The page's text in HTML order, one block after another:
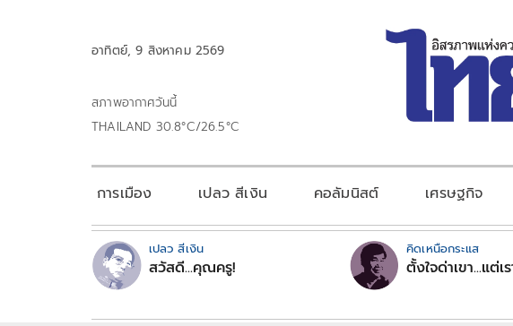
อาทิตย์, 9 สิงหาคม 2569
สภาพอากาศวันนี้
THAILAND 30.8°C/26.5°C
การเมือง เปลว สีเงิน คอลัมนิสต์ เศรษฐกิจ
เปลว สีเงิน
สวัสดี...คุณครู!
คิดเหนือกระแส
ตั้งใจด่าเขา...แต่เ